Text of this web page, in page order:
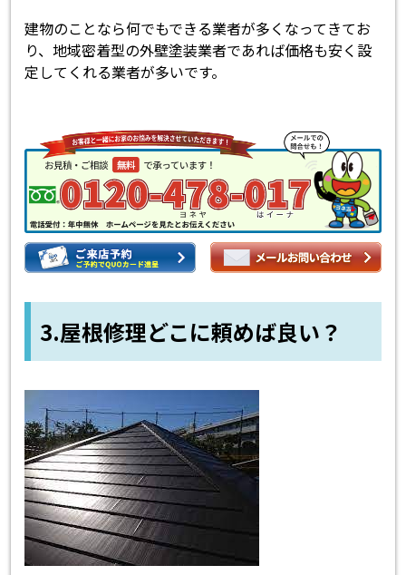
建物のことなら何でもできる業者が多くなってきてお
り、地域密着型の外壁塗装業者であれば価格も安く設
定してくれる業者が多いです。
3.屋根修理どこに頼めば良い？